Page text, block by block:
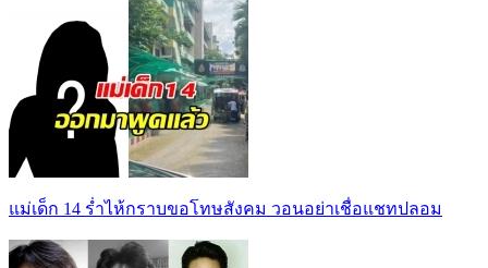
แม่เด็ก 14 ร่ำไห้กราบขอโทษสังคม วอนอย่าเชื่อแชทปลอม